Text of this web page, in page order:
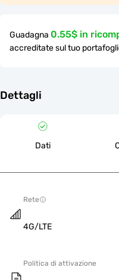
Guadagna 0.55$ in
accreditate sul tuo
Dettagli
Dati
Rete
4G/LTE
Politica di attivazione